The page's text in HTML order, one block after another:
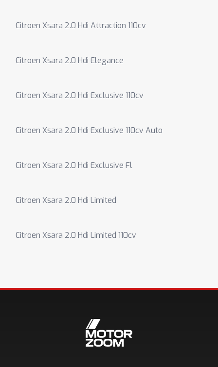
Citroen Xsara 2.0 Hdi Attraction 110cv
Citroen Xsara 2.0 Hdi Elegance
Citroen Xsara 2.0 Hdi Exclusive 110cv
Citroen Xsara 2.0 Hdi Exclusive 110cv Auto
Citroen Xsara 2.0 Hdi Exclusive Fl
Citroen Xsara 2.0 Hdi Limited
Citroen Xsara 2.0 Hdi Limited 110cv